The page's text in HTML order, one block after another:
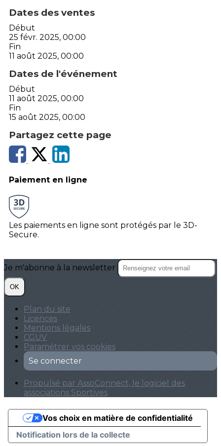
Dates des ventes
Début
25 févr. 2025, 00:00
Fin
11 août 2025, 00:00
Dates de l'événement
Début
11 août 2025, 00:00
Fin
15 août 2025, 00:00
Partagez cette page
Paiement en ligne
Les paiements en ligne sont protégés par le 3D-
Secure.
Je m'abonne à la newsletter
OK
Plan du site
Licences
Mentions légales
CGUV
Paramétrer vos cookies
Se connecter
Propulsé par AssoConnect, le logiciel des
associations Sportives
Notification lors de la collecte
Vos choix en matière de confidentialité